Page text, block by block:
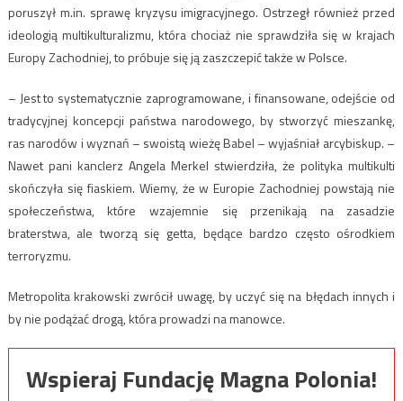
poruszył m.in. sprawę kryzysu imigracyjnego. Ostrzegł również przed
ideologią multikulturalizmu, która chociaż nie sprawdziła się w krajach
Europy Zachodniej, to próbuje się ją zaszczepić także w Polsce.
– Jest to systematycznie zaprogramowane, i finansowane, odejście od
tradycyjnej koncepcji państwa narodowego, by stworzyć mieszankę,
ras narodów i wyznań – swoistą wieżę Babel – wyjaśniał arcybiskup. –
Nawet pani kanclerz Angela Merkel stwierdziła, że polityka multikulti
skończyła się fiaskiem. Wiemy, że w Europie Zachodniej powstają nie
społeczeństwa, które wzajemnie się przenikają na zasadzie
braterstwa, ale tworzą się getta, będące bardzo często ośrodkiem
terroryzmu.
Metropolita krakowski zwrócił uwagę, by uczyć się na błędach innych i
by nie podążać drogą, która prowadzi na manowce.
Wspieraj Fundację Magna Polonia!